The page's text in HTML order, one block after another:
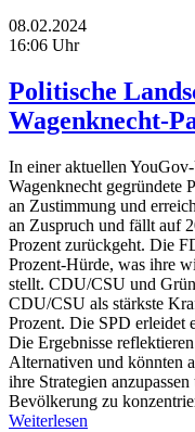
08.02.2024
16:06 Uhr
Politische
Wagenknecht-
In einer aktuellen
Wagenknecht gegründete
an Zustimmung und
an Zuspruch und fällt auf
Prozent zurückgeht. Die
Prozent-Hürde, was ihre
stellt. CDU/CSU und
CDU/CSU als stärkste
Prozent. Die SPD erleidet
Die Ergebnisse
Alternativen und könnten
ihre Strategien
Bevölkerung zu
Weiterlesen